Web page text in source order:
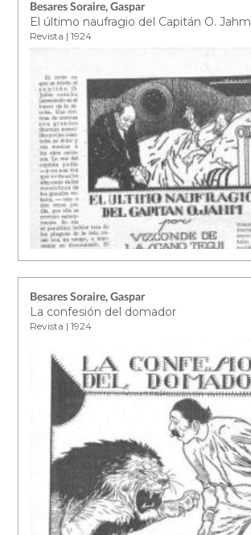
Besares Soraire, Gaspar
El último naufragio del Capitán O. Jahm
Revista | 1924
Besares Soraire, Gaspar
La confesión del domador
Revista | 1924